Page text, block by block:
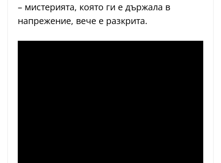
– мистерията, която ги е държала в
напрежение, вече е разкрита.